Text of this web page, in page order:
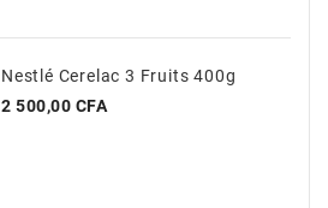
Nestlé Cerelac 3 Fruits 400g
Prix
2 500,00 CFA